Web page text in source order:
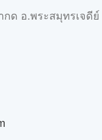
กด อ.พระสมุทรเจดีย์